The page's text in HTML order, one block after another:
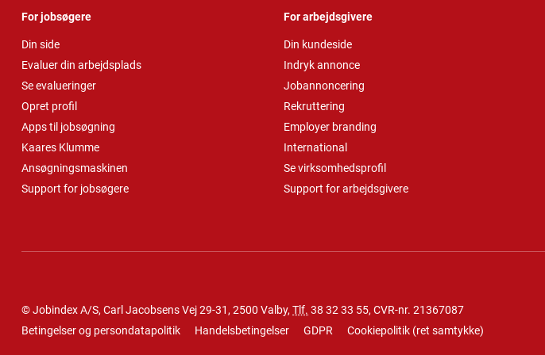
For jobsøgere
Din side
Evaluer din arbejdsplads
Se evalueringer
Opret profil
Apps til jobsøgning
Kaares Klumme
Ansøgningsmaskinen
Support for jobsøgere
For arbejdsgivere
Din kundeside
Indryk annonce
Jobannoncering
Rekruttering
Employer branding
International
Se virksomhedsprofil
Support for arbejdsgivere
© Jobindex A/S, Carl Jacobsens Vej 29-31, 2500 Valby, Tlf. 38 32 33 55, CVR-nr. 21367087
Betingelser og persondatapolitik
Handelsbetingelser GDPR Cookiepolitik (ret samtykke)